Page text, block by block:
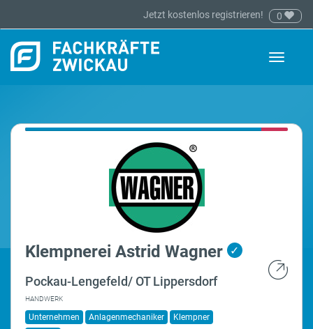
Jetzt kostenlos registrieren! 0
Toggle
Klempnerei Astrid Wagner ✓
Pockau-Lengefeld/ OT Lippersdorf
HANDWERK
Unternehmen Anlagenmechaniker
Klempner